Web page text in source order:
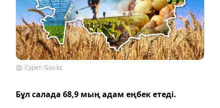
Сурет: Gov.kz
Бұл салада 68,9 мың адам еңбек етеді.